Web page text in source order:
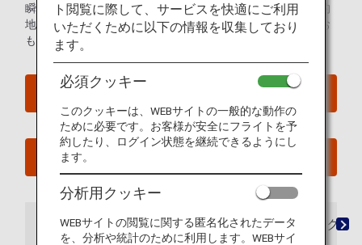
瞬間から、機内での至高のひと時はもちろん、到着後に目的
地へ向かわれるその瞬間まで、格別なサービスでお客様をお
もてなしいたします。
空港 ラウンジ シート 機内食・ドリンク
ト閲覧に際して、サービスを快適にご利用
いただくために以下の情報を収集しており
ます。
必須クッキー
このクッキーは、WEBサイトの一般的な動作の
ために必要です。お客様が安全にフライトを予
約したり、ログイン状態を継続できるようにし
ます。
分析用クッキー
WEBサイトの閲覧に関する匿名化されたデータ
を、分析や統計のために利用します。WEBサイ